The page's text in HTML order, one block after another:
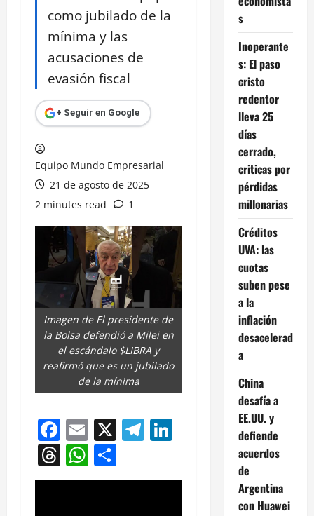
como jubilado de la
mínima y las
acusaciones de
evasión fiscal
+ Seguir en Google
Equipo Mundo Empresarial
21 de agosto de 2025
2 minutes read
1
Imagen de El presidente de
la Bolsa defendió a Milei en
el escándalo $LIBRA y
reafirmó que es un jubilado
de la mínima
Facebook
Email
X Telegram
LinkedIn
Threads
WhatsApp
s
Inoperante
s: El paso
cristo
redentor
lleva 25
días
cerrado,
criticas por
pérdidas
millonarias
Créditos
UVA: las
cuotas
suben pese
a la
inflación
desacelerad
a
China
desafía a
EE.UU. y
defiende
acuerdos
de
Argentina
con Huawei